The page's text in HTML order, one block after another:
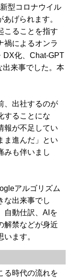
型コロナウイル
げられます。
こることを指す
禍によるオンラ
DX化、Chat-GPT
出来事でした。本
、出社するのが
することにな
報が不足してい
ま進んだ」とい
みも伴いまし
アルゴリズム
な出来事でし
自動仕訳、AIを
解禁などが身近
ます。
る時代の流れを